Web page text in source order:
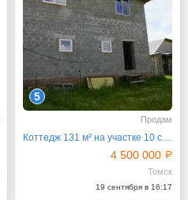
5
Продам
Коттедж 131 м² на участке 10 сот.
4 500 000
Томск
19 сентября в 16:17